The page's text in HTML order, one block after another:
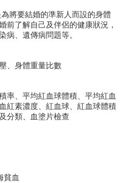
為將要結婚的準新人而設的身體
前了解自己及伴侶的健康狀況，
病、遺傳病問題等。
、身體重量比數
率、平均紅血球體積、平均紅血
紅素濃度、紅血球、紅血球體積
分類、血塗片檢查
貧血